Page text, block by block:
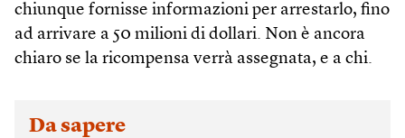
chiunque fornisse informazioni per arrestarlo, fino
ad arrivare a 50 milioni di dollari. Non è ancora
chiaro se la ricompensa verrà assegnata, e a chi.
Da sapere